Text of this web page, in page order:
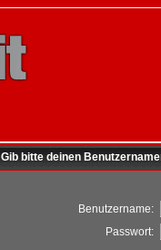
Gib bitte deinen
Benutzername:
Passwort: